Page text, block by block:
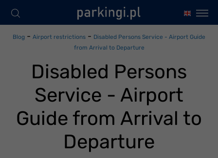
Blog - Airport restrictions - Disabled Persons Service - Airport Guide
from Arrival to Departure
Disabled Persons
Service - Airport
Guide from Arrival to
Departure